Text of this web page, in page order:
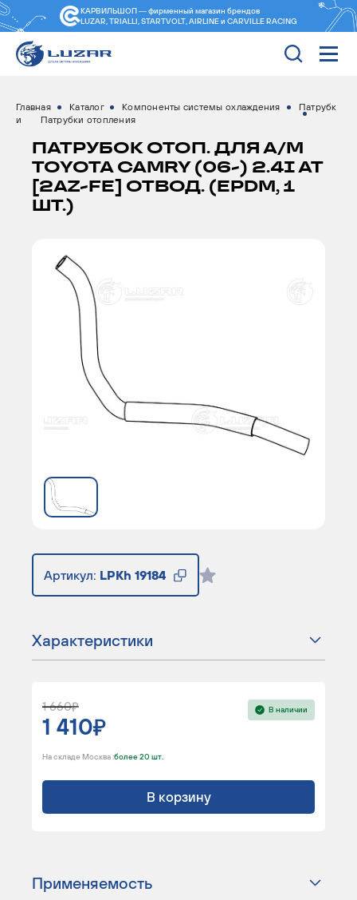
КАРВИЛЬШОП — фирменный магазин брендов
LUZAR, TRIALLI, STARTVOLT, AIRLINE и CARVILLE RACING
Главная Каталог Компоненты системы охлаждения
Патрубк
и
Патрубки отопления
ПАТРУБОК ОТОП. ДЛЯ А/М
TOYOTA CAMRY (06-) 2.4I AT
[2AZ-FE] ОТВОД. (EPDM, 1
ШТ.)
Артикул: LPKh 19184
Характеристики
1 660
1 410
В наличии
На складе Москва :более 20 шт.
В корзину
Применяемость